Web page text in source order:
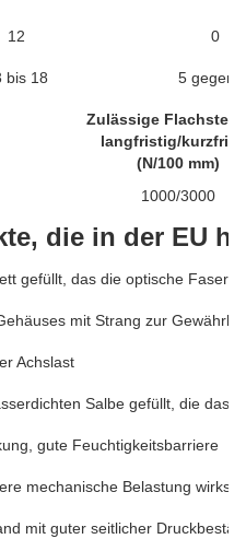
12 0
bis 18 5 gegen
Zulässige
langfristig/
(N/100 mm)
1000/3000
die in der EU
gefüllt, das die optische Faser
mit Strang zur
Achslast
Salbe gefüllt, die das
gute Feuchtigkeitsbarriere
mechanische Belastung
mit guter seitlicher